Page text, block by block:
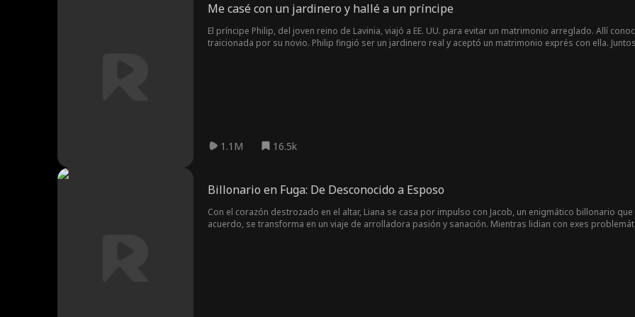
Me casé con un jardinero y hallé a un príncipe
El príncipe Philip, del joven reino de Lavinia, viajó a EE. UU. para evitar un matrimonio arreglado. Allí
traicionada por su novio. Philip fingió ser un jardinero real y aceptó un matrimonio exprés con ella.
1.1M 16.5k
Billonario en Fuga: De Desconocido a Esposo
Con el corazón destrozado en el altar, Liana se casa por impulso con Jacob, un enigmático billonario
acuerdo, se transforma en un viaje de arrolladora pasión y sanación. Mientras lidian con exes